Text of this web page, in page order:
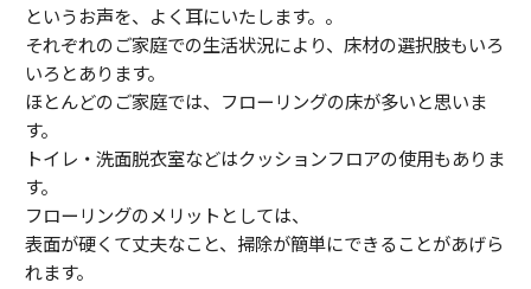
というお声を、よく耳にいたします。。
それぞれのご家庭での生活状況により、床材の選択肢もいろ
いろとあります。
ほとんどのご家庭では、フローリングの床が多いと思いま
す。
トイレ・洗面脱衣室などはクッションフロアの使用もありま
す。
フローリングのメリットとしては、
表面が硬くて丈夫なこと、掃除が簡単にできることがあげら
れます。